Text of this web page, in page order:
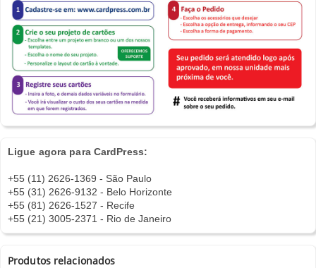
Ligue agora para CardPress:
+55 (11) 2626-1369 - São Paulo
+55 (31) 2626-9132 - Belo Horizonte
+55 (81) 2626-1527 - Recife
+55 (21) 3005-2371 - Rio de Janeiro
Produtos relacionados